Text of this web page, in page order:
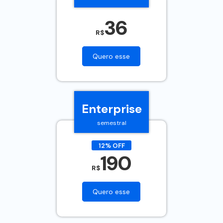
R$36
Quero esse
Enterprise
semestral
12% OFF
R$190
Quero esse